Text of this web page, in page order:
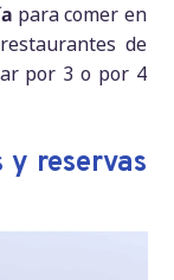
para comer en
de
por 3 o por 4
reservas